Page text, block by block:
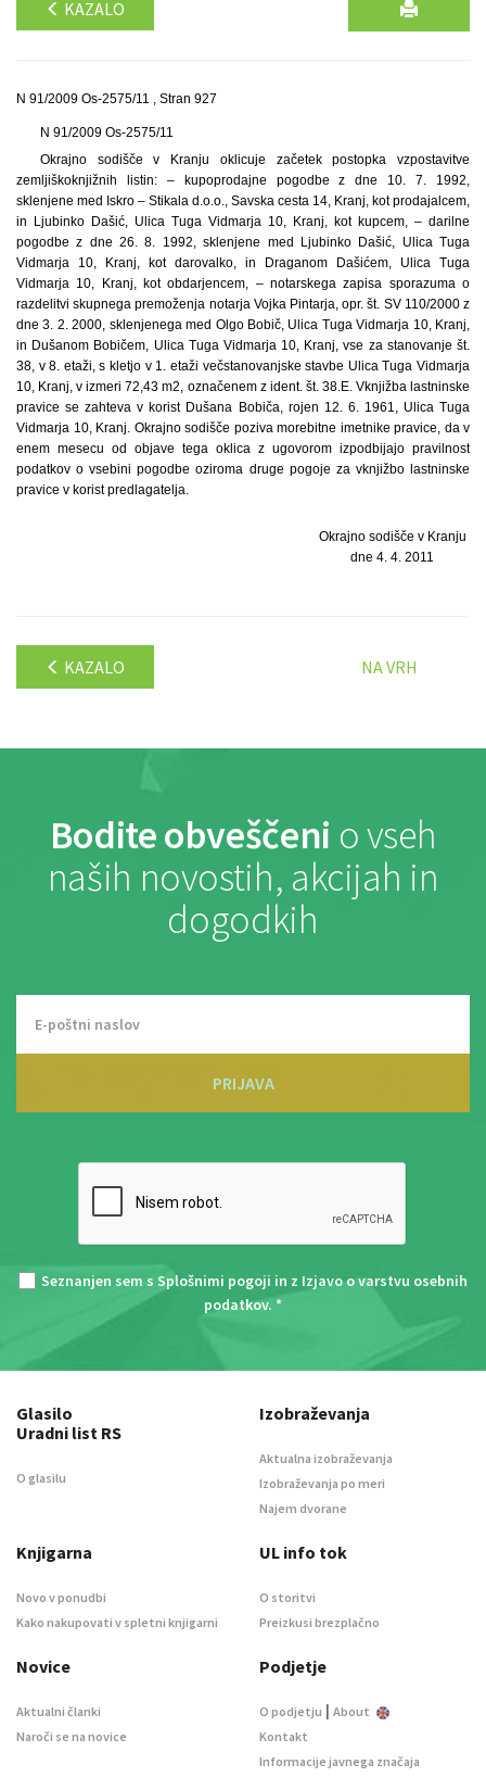
KAZALO
N 91/2009 Os-2575/11 , Stran 927
N 91/2009 Os-2575/11
Okrajno sodišče v Kranju oklicuje začetek postopka vzpostavitve
zemljiškoknjižnih listin: – kupoprodajne pogodbe z dne 10. 7. 1992,
sklenjene med Iskro – Stikala d.o.o., Savska cesta 14, Kranj, kot prodajalcem,
in Ljubinko Dašić, Ulica Tuga Vidmarja 10, Kranj, kot kupcem, – darilne
pogodbe z dne 26. 8. 1992, sklenjene med Ljubinko Dašić, Ulica Tuga
Vidmarja 10, Kranj, kot darovalko, in Draganom Dašićem, Ulica Tuga
Vidmarja 10, Kranj, kot obdarjencem, – notarskega zapisa sporazuma o
razdelitvi skupnega premoženja notarja Vojka Pintarja, opr. št. SV 110/2000 z
dne 3. 2. 2000, sklenjenega med Olgo Bobič, Ulica Tuga Vidmarja 10, Kranj,
in Dušanom Bobičem, Ulica Tuga Vidmarja 10, Kranj, vse za stanovanje št.
38, v 8. etaži, s kletjo v 1. etaži večstanovanjske stavbe Ulica Tuga Vidmarja
10, Kranj, v izmeri 72,43 m2, označenem z ident. št. 38.E. Vknjižba lastninske
pravice se zahteva v korist Dušana Bobiča, rojen 12. 6. 1961, Ulica Tuga
Vidmarja 10, Kranj. Okrajno sodišče poziva morebitne imetnike pravice, da v
enem mesecu od objave tega oklica z ugovorom izpodbijajo pravilnost
podatkov o vsebini pogodbe oziroma druge pogoje za vknjižbo lastninske
pravice v korist predlagatelja.
Okrajno sodišče v Kranju
dne 4. 4. 2011
KAZALO NA VRH
Bodite obveščeni o vseh
naših novostih, akcijah in
dogodkih
PRIJAVA
Seznanjen sem s Splošnimi pogoji in z Izjavo o varstvu osebnih
podatkov. *
Glasilo
Uradni list RS
O glasilu
Izobraževanja
Aktualna izobraževanja
Izobraževanja po meri
Najem dvorane
Knjigarna
Novo v ponudbi
Kako nakupovati v spletni knjigarni
UL info tok
O storitvi
Preizkusi brezplačno
Novice
Aktualni članki
Naroči se na novice
Podjetje
O podjetju | About
Kontakt
Informacije javnega značaja